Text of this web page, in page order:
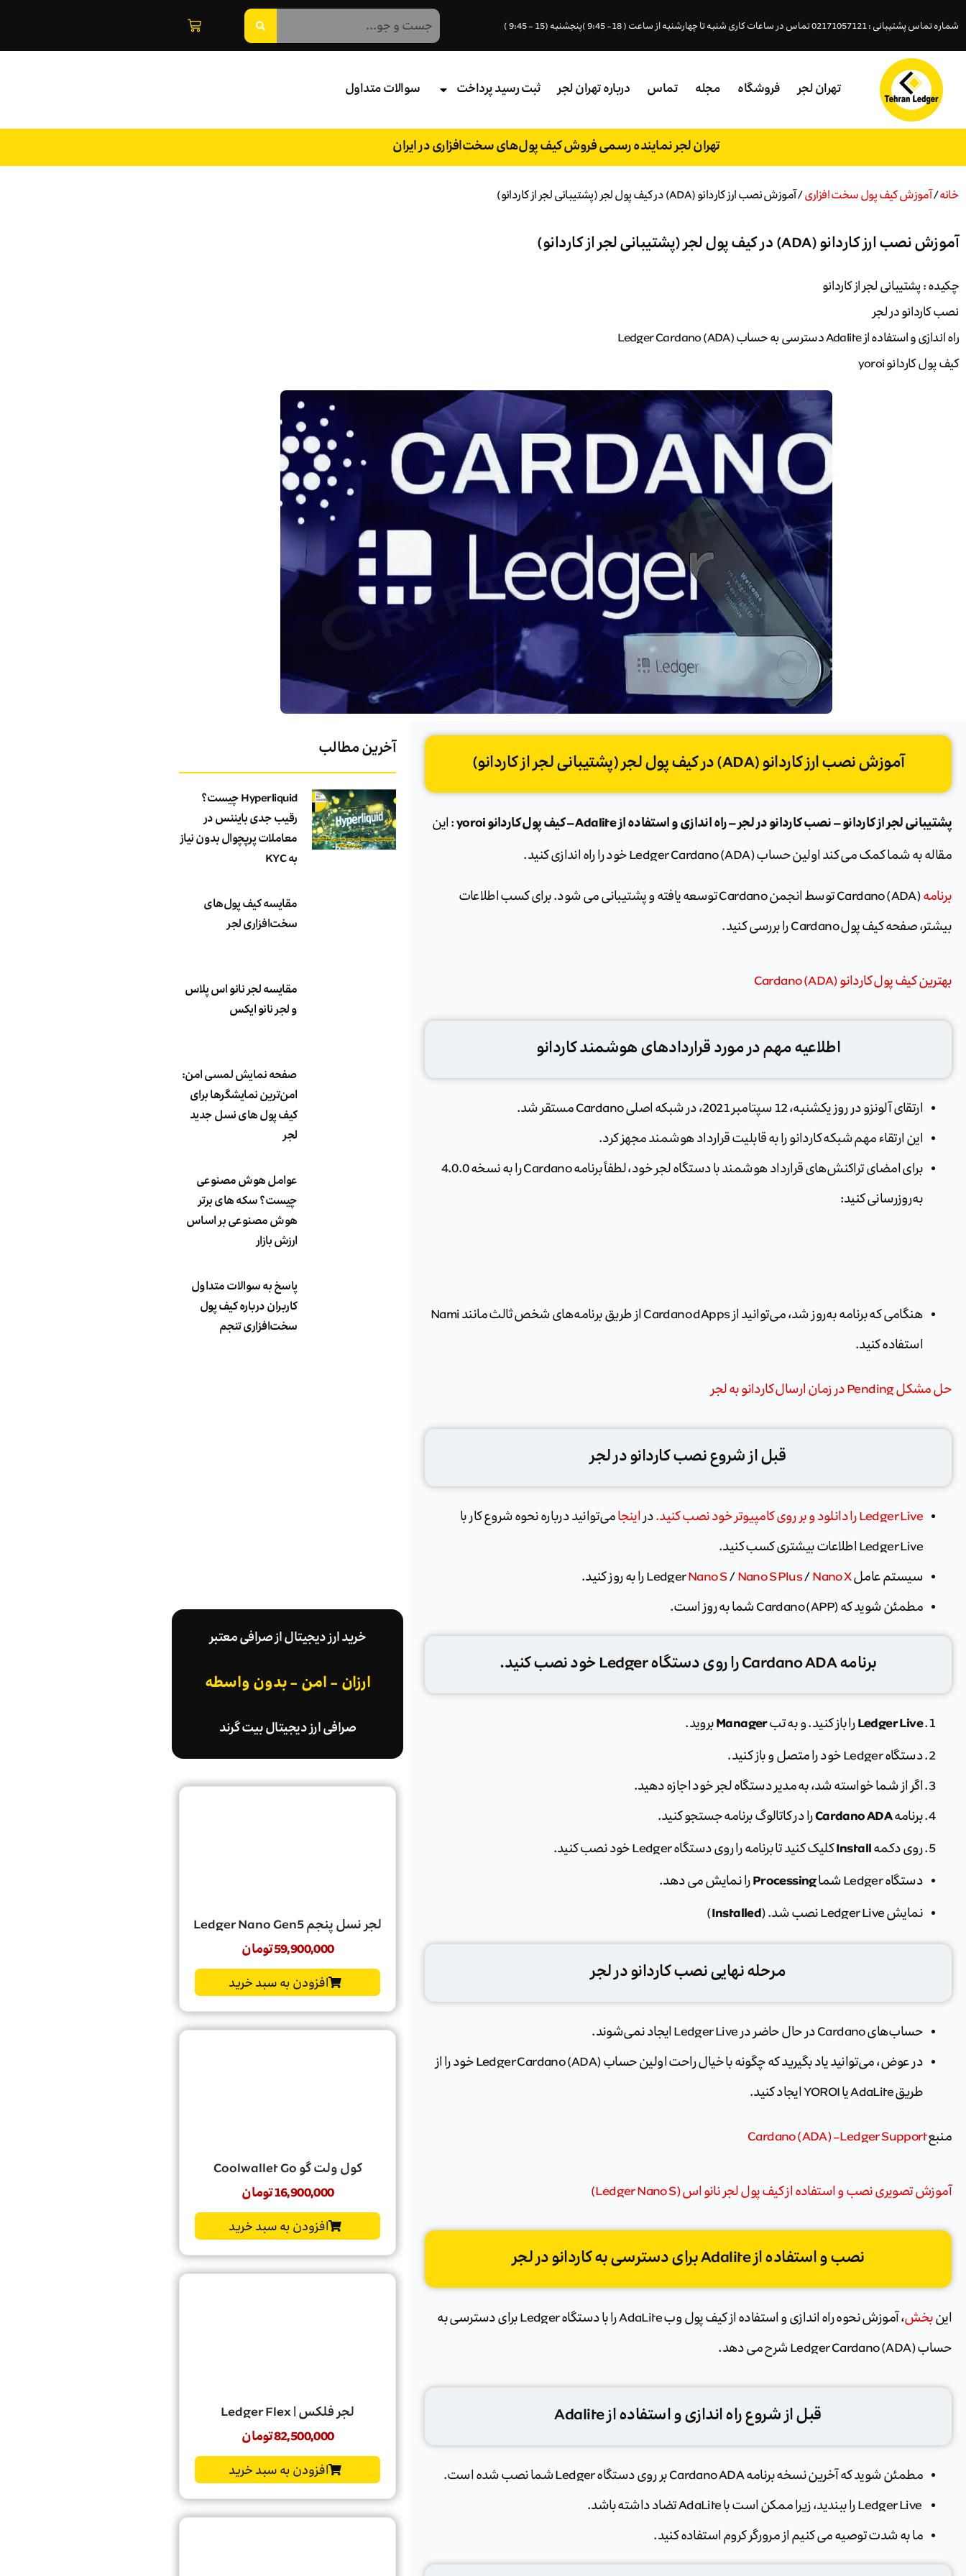
شماره تماس پشتیبانی : 02171057121 تماس در ساعات کاری شنبه تا چهارشنبه از ساعت ( 18- 9:45 )پنجشنبه (15 - 9:45 )
تهران لجر فروشگاه مجله تماس درباره تهران لجر ثبت رسید پرداخت سوالات متداول
تهران لجر نماینده رسمی فروش کیف پول‌های سخت‌افزاری در ایران
خانه/ آموزش کیف پول سخت افزاری / آموزش نصب ارز کاردانو (ADA) در کیف پول لجر (پشتیبانی لجر از کاردانو)
آموزش نصب ارز کاردانو (ADA) در کیف پول لجر (پشتیبانی لجر از کاردانو)
چکیده : پشتیبانی لجر از کاردانو
نصب کاردانو در لجر
راه اندازی و استفاده از Adalite دسترسی به حساب Ledger Cardano (ADA)
کیف پول کاردانو yoroi
آموزش نصب ارز کاردانو (ADA) در کیف پول لجر (پشتیبانی لجر از کاردانو)
پشتیبانی لجر از کاردانو – نصب کاردانو در لجر – راه اندازی و استفاده از Adalite – کیف پول کاردانو yoroi : این
مقاله به شما کمک می کند اولین حساب Ledger Cardano (ADA) خود را راه اندازی کنید.
برنامه Cardano (ADA) توسط انجمن Cardano توسعه یافته و پشتیبانی می شود. برای کسب اطلاعات
بیشتر، صفحه کیف پول Cardano را بررسی کنید.
بهترین کیف پول کاردانو (ADA) Cardano
اطلاعیه مهم در مورد قراردادهای هوشمند کاردانو
ارتقای آلونزو در روز یکشنبه، 12 سپتامبر 2021، در شبکه اصلی Cardano مستقر شد.
این ارتقاء مهم شبکه کاردانو را به قابلیت قرارداد هوشمند مجهز کرد.
برای امضای تراکنش‌های قرارداد هوشمند با دستگاه لجر خود، لطفاً برنامه Cardano را به نسخه 4.0.0
به‌روزرسانی کنید:
هنگامی که برنامه به‌روز شد، می‌توانید از Cardano dApps از طریق برنامه‌های شخص ثالث مانند Nami
استفاده کنید.
حل مشکل Pending در زمان ارسال کاردانو به لجر
قبل از شروع نصب کاردانو در لجر
Ledger Live را دانلود و بر روی کامپیوتر خود نصب کنید. در اینجا می‌توانید درباره نحوه شروع کار با
Ledger Live اطلاعات بیشتری کسب کنید.
سیستم عامل Ledger Nano S/ Nano S Plus/ Nano X را به روز کنید.
مطمئن شوید که Cardano (APP) شما به روز است.
برنامه Cardano ADA را روی دستگاه Ledger خود نصب کنید.
Ledger Live را باز کنید. و به تبManager بروید.
دستگاه Ledger خود را متصل و باز کنید.
اگر از شما خواسته شد، به مدیر دستگاه لجر خود اجازه دهید.
برنامهCardano ADAرا در کاتالوگ برنامه جستجو کنید.
روی دکمه Installکلیک کنید تا برنامه را روی دستگاه Ledger خود نصب کنید.
دستگاه Ledger شما Processing را نمایش می دهد.
نمایش Ledger Live نصب شد. ( Installed
)
مرحله نهایی نصب کاردانو در لجر
حساب‌های Cardano در حال حاضر در Ledger Live ایجاد نمی‌شوند.
در عوض، می‌توانید یاد بگیرید که چگونه با خیال راحت اولین حساب Ledger Cardano (ADA) خود را از
طریق AdaLite یا YOROI ایجاد کنید.
منبعCardano (ADA) – Ledger Support
آموزش تصویری نصب و استفاده از کیف پول لجر نانو اس (Ledger Nano S)
نصب و استفاده از Adalite برای دسترسی به کاردانو در لجر
این بخش ، آموزش نحوه راه اندازی و استفاده از کیف پول وب AdaLite را با دستگاه Ledger برای دسترسی به
حساب Ledger Cardano (ADA) شرح می دهد.
قبل از شروع راه اندازی و استفاده از Adalite
مطمئن شوید که آخرین نسخه برنامه Cardano ADA بر روی دستگاه Ledger شما نصب شده است.
ما به شدت توصیه می کنیم از مرورگر کروم استفاده کنید.
آخرین مطالب
Hyperliquid چیست؟
رقیب جدی بایننس در
معاملات پرپچوال بدون نیاز
به KYC
مقایسه کیف پول‌های
سخت‌افزاری لجر
مقایسه لجر نانو اس پلاس
و لجر نانو ایکس
صفحه نمایش لمسی امن:
امن‌ترین نمایشگرها برای
کیف پول های نسل جدید
لجر
عوامل هوش مصنوعی
چیست؟ سکه های برتر
هوش مصنوعی بر اساس
ارزش بازار
پاسخ به سوالات متداول
کاربران درباره کیف پول
سخت‌افزاری تنجم
خرید ارز دیجیتال از صرافی معتبر
ارزان - امن - بدون واسطه
صرافی ارز دیجیتال بیت گرند
لجر نسل پنجم Ledger Nano Gen5
59,900,000تومان
افزودن به سبد خرید
کول ولت گو Coolwallet Go
16,900,000تومان
افزودن به سبد خرید
لجر فلکس | Ledger Flex
82,500,000تومان
افزودن به سبد خرید